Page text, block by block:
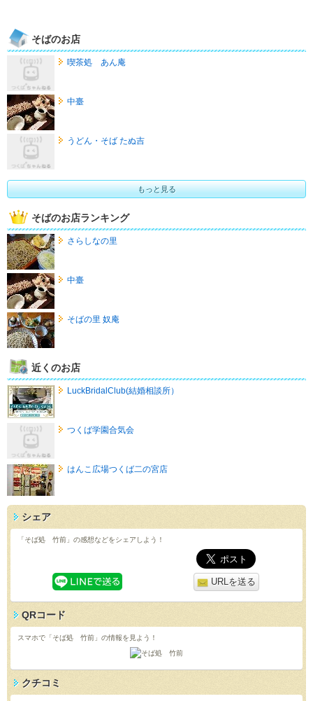
そばのお店
喫茶処 あん庵
中臺
うどん・そば たぬ吉
もっと見る
そばのお店ランキング
さらしなの里
中臺
そばの里 奴庵
近くのお店
LuckBridalClub(結婚相談所）
つくば学園合気会
はんこ広場つくば二の宮店
シェア
「そば処 竹前」の感想などをシェアしよう！
URLを送る
QRコード
スマホで「そば処 竹前」の情報を見よう！
クチコミ